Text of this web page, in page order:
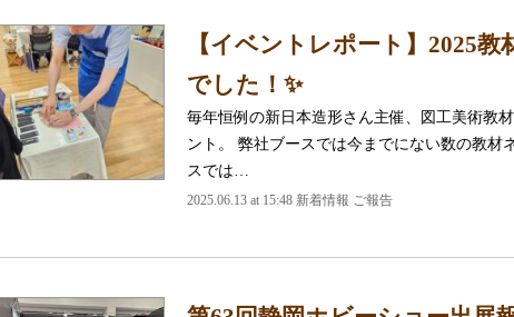
【イベントレポート】2025
でした！✨
毎年恒例の新日本造形さん主催、図工美術教
ント。 弊社ブースでは今までにない数の
スでは…
2025.06.13 at 15:48 新着情報 ご報告